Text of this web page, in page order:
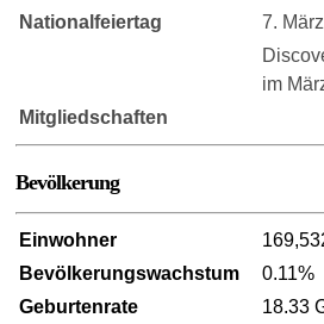
Nationalfeiertag
7. März
im
Mitgliedschaften
Bevölkerung
Einwohner
Bevölkerungswachstum
0.11%
Geburtenrate
18.33